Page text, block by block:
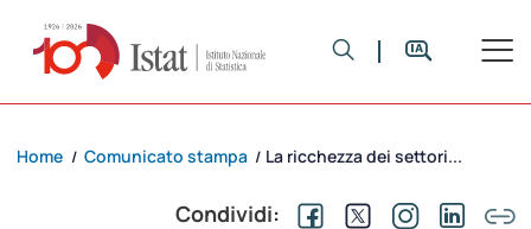
Home / Comunicato stampa / La ricchezza dei settori...
Condividi: